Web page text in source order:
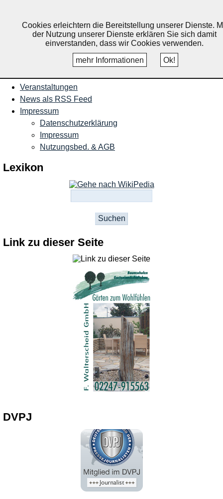
Ruppichteroth, Schönenberg,
Winterscheid
Veranstaltungen
News als RSS Feed
Impressum
Datenschutzerklärung
Impressum
Nutzungsbed. & AGB
Lexikon
Link zu dieser Seite
DVPJ
Cookies erleichtern die Bereitstellung unserer Dienste.
der Nutzung unserer Dienste erklären Sie sich damit
einverstanden, dass wir Cookies verwenden.
mehr Informationen
Ok!